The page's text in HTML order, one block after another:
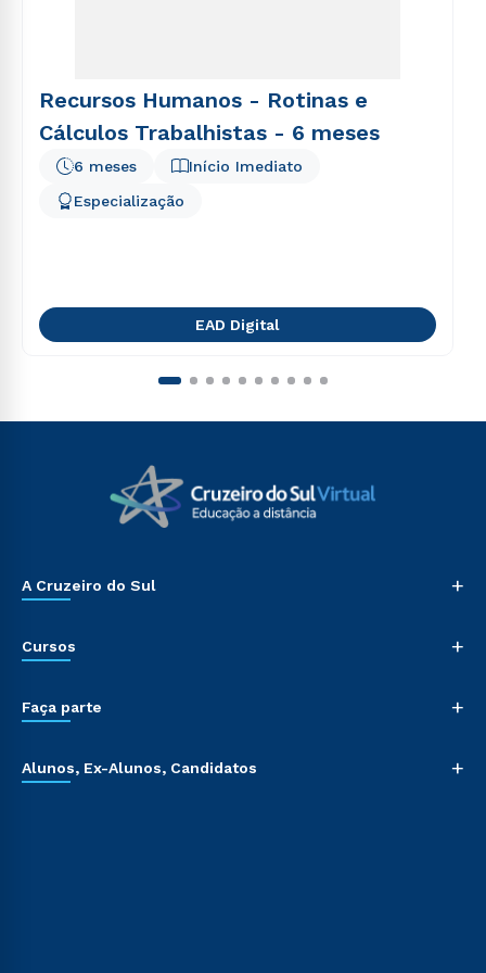
Recursos Humanos - Rotinas e
Cálculos Trabalhistas - 6 meses
Início Imediato
6 meses
Especialização
EAD Digital
A Cruzeiro do Sul +
Cursos +
Faça parte +
Alunos, Ex-Alunos, Candidatos +